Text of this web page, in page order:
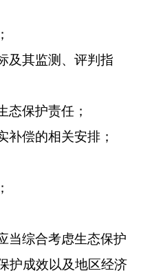
及其监测、评判指
态保护责任；
补偿的相关安排；
当综合考虑生态保护
护成效以及地区经济